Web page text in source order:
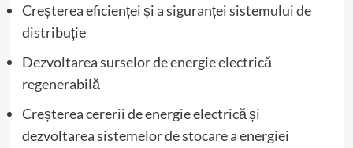
Creșterea eficienței și a siguranței sistemului de
distribuție
Dezvoltarea surselor de energie electrică
regenerabilă
Creșterea cererii de energie electrică și
dezvoltarea sistemelor de stocare a energiei